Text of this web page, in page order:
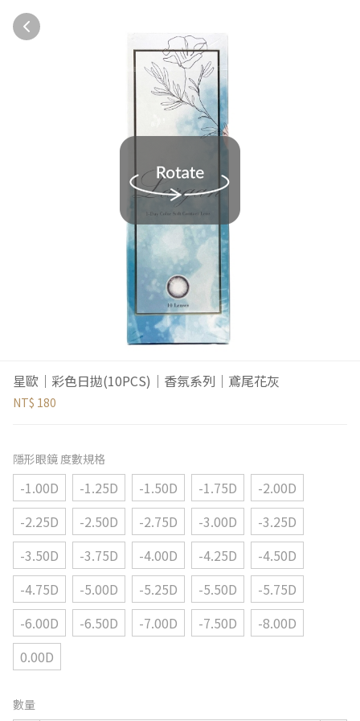
星歐｜彩色日拋(10PCS)｜香氛系列｜鳶尾花灰
NT$ 180
隱形眼鏡 度數規格
-1.00D -1.25D -1.50D -1.75D
-2.00D
-2.25D
-2.50D -2.75D -3.00D
-3.25D
-3.50D
-3.75D -4.00D -4.25D
-4.50D
-4.75D
-5.00D -5.25D -5.50D
-5.75D
-6.00D
-6.50D -7.00D -7.50D
-8.00D
0.00D
數量